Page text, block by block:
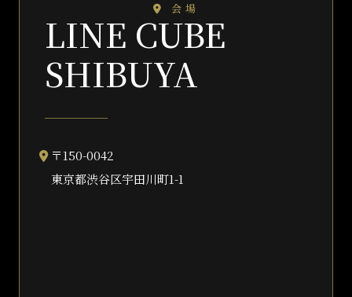
会場
LINE CUBE
SHIBUYA
〒150-0042
東京都渋谷区宇田川町1-1